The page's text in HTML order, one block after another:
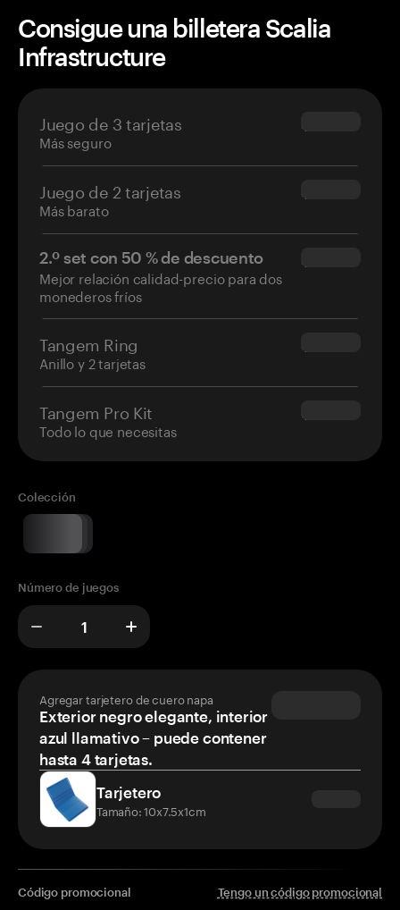
Consigue una billetera Scalia
Infrastructure
Juego de 3 tarjetas
Más seguro
$69.90
Juego de 2 tarjetas
Más barato
$54.90
2.º set con 50 % de descuento
Mejor relación calidad-precio para dos
monederos fríos
$34.95
Tangem Ring
Anillo y 2 tarjetas
$160.00
Tangem Pro Kit
Todo lo que necesitas
$180.00
Colección
Número de juegos
Agregar tarjetero de cuero napa
Exterior negro elegante, interior
azul llamativo – puede contener
hasta 4 tarjetas.
Tarjetero
Tamaño: 10x7.5x1cm
Código promocional Tengo un código promocional